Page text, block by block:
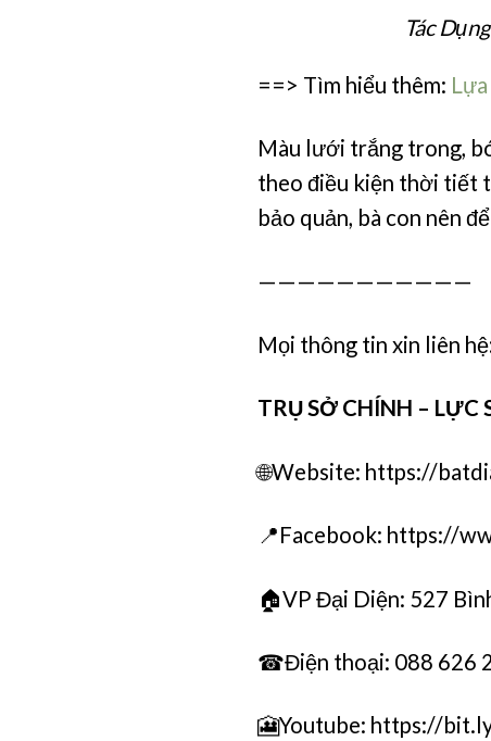
Tác
==> Tìm hiểu thêm:
Màu lưới trắng trong,
theo điều kiện thời tiết
bảo quản, bà con nên
———————————
Mọi thông tin xin liên
TRỤ SỞ CHÍNH – LỰC
🌐Website: https://
📍Facebook: https://
🏠VP Đại Diện: 527
☎Điện thoại: 088 626
🎦Youtube: https://